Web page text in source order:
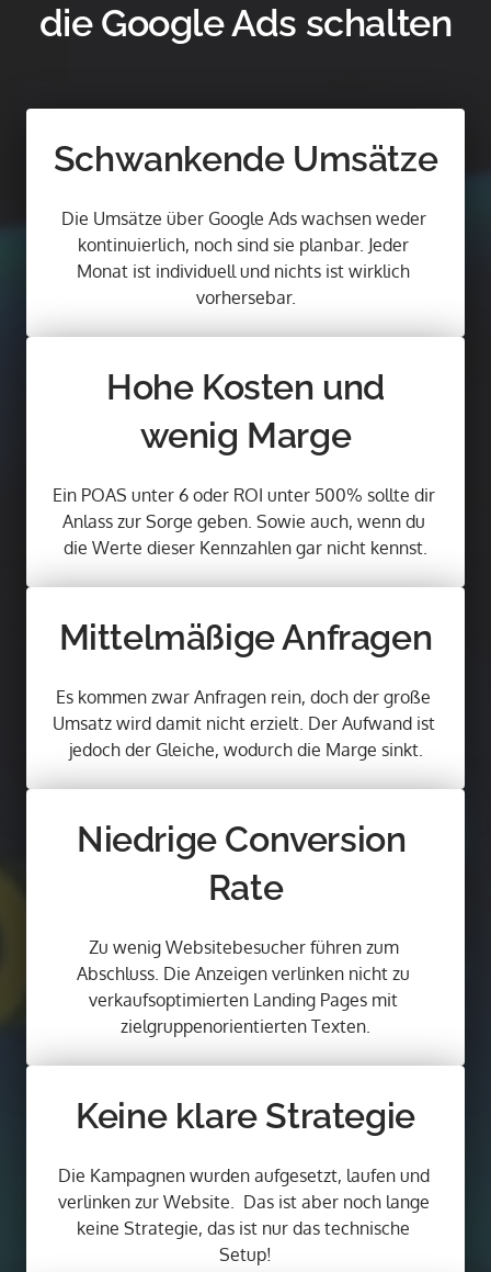
die Google Ads schalten
Schwankende Umsätze
Die Umsätze über Google Ads wachsen weder
kontinuierlich, noch sind sie planbar. Jeder
Monat ist individuell und nichts ist wirklich
vorhersebar.
Hohe Kosten und
wenig Marge
Ein POAS unter 6 oder ROI unter 500% sollte dir
Anlass zur Sorge geben. Sowie auch, wenn du
die Werte dieser Kennzahlen gar nicht kennst.
Mittelmäßige Anfragen
Es kommen zwar Anfragen rein, doch der große
Umsatz wird damit nicht erzielt. Der Aufwand ist
jedoch der Gleiche, wodurch die Marge sinkt.
Niedrige Conversion
Rate
Zu wenig Websitebesucher führen zum
Abschluss. Die Anzeigen verlinken nicht zu
verkaufsoptimierten Landing Pages mit
zielgruppenorientierten Texten.
Keine klare Strategie
Die Kampagnen wurden aufgesetzt, laufen und
verlinken zur Website.  Das ist aber noch lange
keine Strategie, das ist nur das technische
Setup!